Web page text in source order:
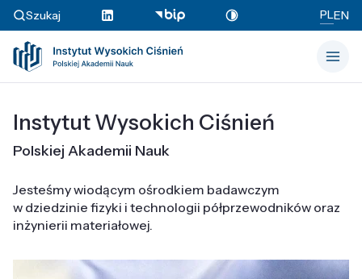
Szukaj PLEN
Instytut Wysokich Ciśnień
Polskiej Akademii Nauk
Jesteśmy wiodącym ośrodkiem badawczym
w dziedzinie fizyki i technologii półprzewodników oraz
inżynierii materiałowej.